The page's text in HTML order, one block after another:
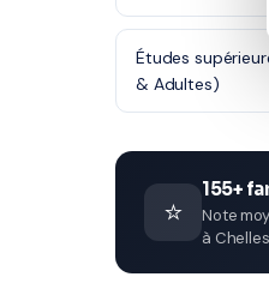
Études
& Adultes)
⭐
155+
Note
à